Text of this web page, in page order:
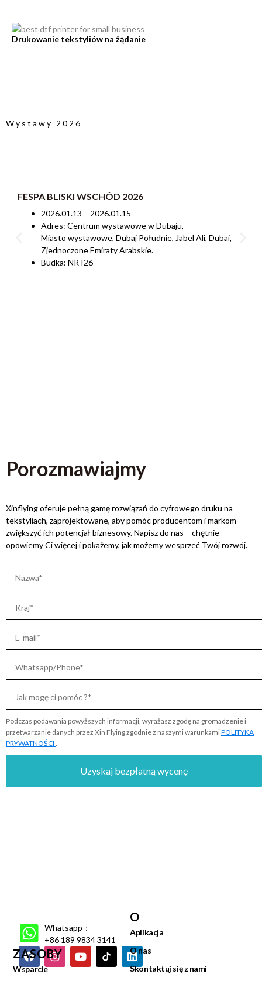
Drukowanie tekstyliów na żądanie
Wystawy 2026
FESPA BLISKI WSCHÓD 2026
2026.01.13 – 2026.01.15
Adres: Centrum wystawowe w Dubaju,
Miasto wystawowe, Dubaj Południe, Jabel Ali, Dubai,
Zjednoczone Emiraty Arabskie.
Budka: NR I26
Porozmawiajmy
Xinflying oferuje pełną gamę rozwiązań do cyfrowego druku na
tekstyliach, zaprojektowane, aby pomóc producentom i markom
zwiększyć ich potencjał biznesowy. Napisz do nas – chętnie
opowiemy Ci więcej i pokażemy, jak możemy wesprzeć Twój rozwój.
Podczas podawania powyższych informacji, wyrażasz zgodę na gromadzenie i
przetwarzanie danych przez Xin Flying zgodnie z naszymi warunkamiPOLITYKA
PRYWATNOŚCI .
Uzyskaj bezpłatną wycenę
Whatsapp：
+86 189 9834 3141
ZASOBY
Wsparcie
O
Aplikacja
O nas
Skontaktuj się z nami